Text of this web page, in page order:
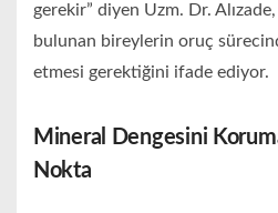
gerekir” diyen Uzm. Dr.
bulunan bireylerin oruç
etmesi gerektiğini ifade ediyor.
Mineral Dengesini
Nokta